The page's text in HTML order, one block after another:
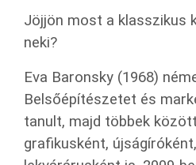
Jöjjön most a klasszikus
neki?
Eva Baronsky (1968)
Belsőépítészetet és
tanult, majd többek
grafikusként,